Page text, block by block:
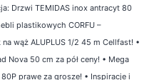
Drzwi TEMIDAS inox antracyt 80
plastikowych CORFU –
na wąż ALUPLUS 1/2 45 m Cellfast! •
Nova 50 cm za pół ceny! • Mega
prawe za grosze! • Inspiracje i